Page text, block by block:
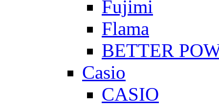
Fujimi
Flama
BETTER
Casio
CASIO